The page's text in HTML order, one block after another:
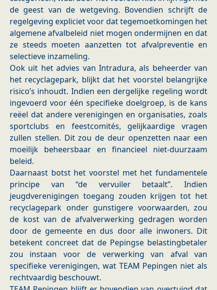
de geest van de wetgeving. Bovendien schrijft de
regelgeving expliciet voor dat tegemoetkomingen het
algemene afvalbeleid niet mogen ondermijnen en dat
ze steeds moeten aanzetten tot afvalpreventie en
selectieve inzameling.
Ook uit het advies van Intradura, als beheerder van
het recyclagepark, blijkt dat het voorstel belangrijke
risico’s inhoudt. Indien een dergelijke regeling wordt
ingevoerd voor één specifieke doelgroep, is de kans
reëel dat andere verenigingen en organisaties, zoals
sportclubs en feestcomités, gelijkaardige vragen
zullen stellen. Dit zou de deur openzetten naar een
moeilijk beheersbaar en financieel niet-duurzaam
beleid.
Daarnaast botst het voorstel met het fundamentele
principe van “de vervuiler betaalt”. Indien
jeugdverenigingen toegang zouden krijgen tot het
recyclagepark onder gunstigere voorwaarden, zou
de kost van de afvalverwerking gedragen worden
door de gemeente en dus door alle inwoners. Dit
betekent concreet dat de Pepingse belastingbetaler
zou instaan voor de verwerking van afval van
specifieke verenigingen, wat TEAM Pepingen niet als
rechtvaardig beschouwt.